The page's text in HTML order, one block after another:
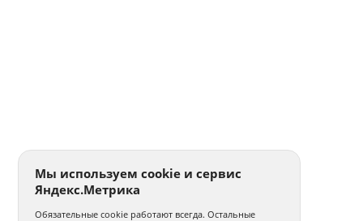
Мы используем cookie и сервис
Яндекс.Метрика
Обязательные cookie работают всегда. Остальные